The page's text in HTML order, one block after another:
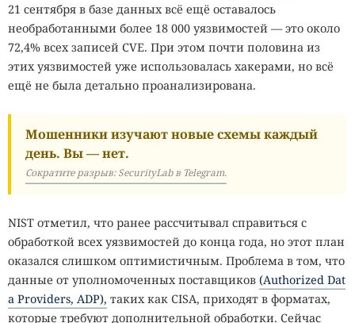
21 сентября в базе данных всё ещё оставалось
необработанными более 18 000 уязвимостей — это около
72,4% всех записей CVE. При этом почти половина из
этих уязвимостей уже использовалась хакерами, но всё
ещё не была детально проанализирована.
Мошенники изучают новые схемы каждый
день. Вы — нет.
Сократите разрыв: SecurityLab в Telegram.
NIST отметил, что ранее рассчитывал справиться с
обработкой всех уязвимостей до конца года, но этот план
оказался слишком оптимистичным. Проблема в том, что
данные от уполномоченных поставщиков (Authorized Dat
a Providers, ADP), таких как CISA, приходят в форматах,
которые требуют дополнительной обработки. Сейчас